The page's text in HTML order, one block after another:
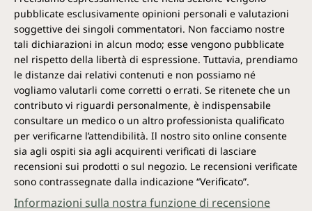
pubblicate esclusivamente opinioni personali e valutazioni
soggettive dei singoli commentatori. Non facciamo nostre
tali dichiarazioni in alcun modo; esse vengono pubblicate
nel rispetto della libertà di espressione. Tuttavia, prendiamo
le distanze dai relativi contenuti e non possiamo né
vogliamo valutarli come corretti o errati. Se ritenete che un
contributo vi riguardi personalmente, è indispensabile
consultare un medico o un altro professionista qualificato
per verificarne l’attendibilità. Il nostro sito online consente
sia agli ospiti sia agli acquirenti verificati di lasciare
recensioni sui prodotti o sul negozio. Le recensioni verificate
sono contrassegnate dalla indicazione “Verificato”.
Informazioni sulla nostra funzione di recensione